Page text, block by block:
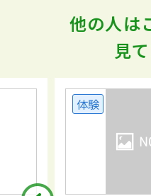
他の人は
見
体験